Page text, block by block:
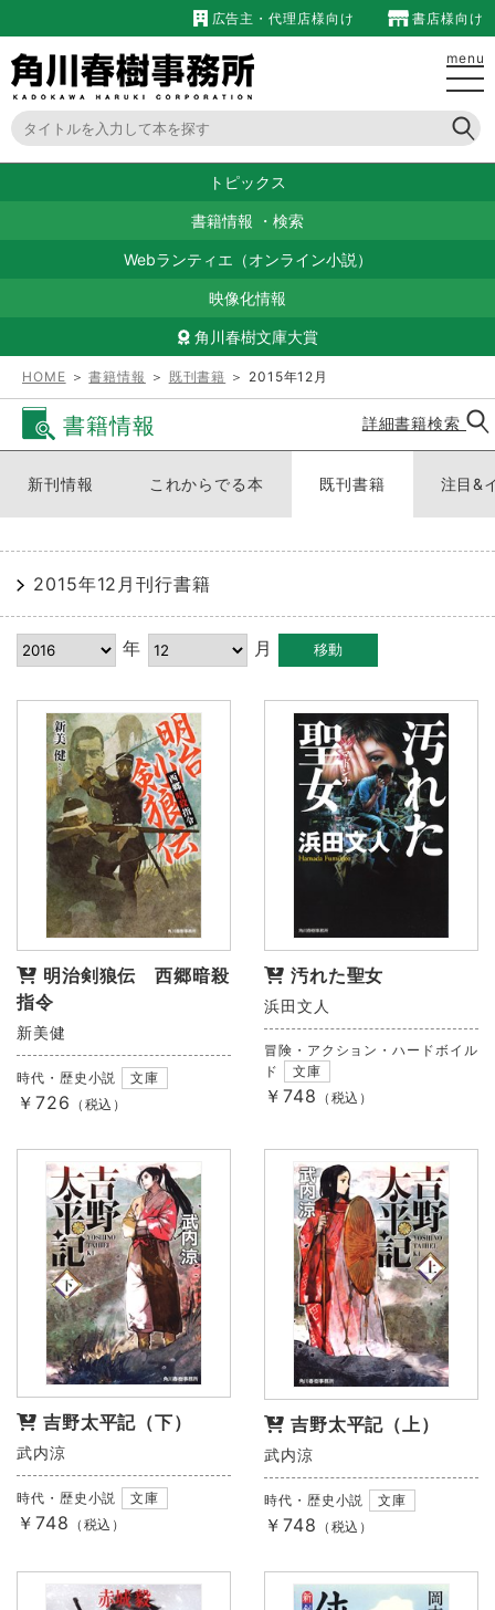
広告主・代理店様向け 書店様向け
menu
トピックス
書籍情報 ・ 検索
Webランティエ（オンライン小説）
映像化情報
角川春樹文庫大賞
HOME ＞書籍情報 ＞ 既刊書籍 ＞ 2015年12月
書籍情報 詳細書籍検索
新刊情報 これからでる本 既刊書籍 注目&
2015年12月刊行書籍
年 月
明治剣狼伝 西郷暗殺
指令
新美健
時代・歴史小説 文庫
￥726 （税込）
汚れた聖女
浜田文人
冒険・アクション・ハードボイル
ド
文庫
￥748 （税込）
吉野太平記（下）
武内涼
時代・歴史小説 文庫
￥748 （税込）
吉野太平記（上）
武内涼
時代・歴史小説 文庫
￥748 （税込）